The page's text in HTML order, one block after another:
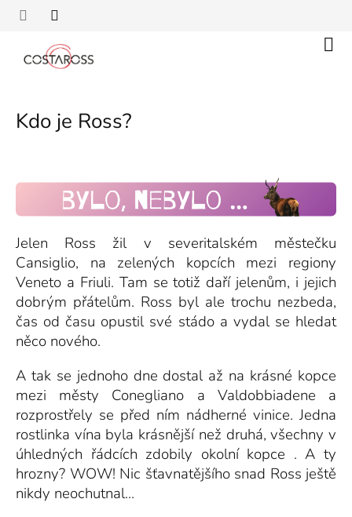
Přejít
Kdo je Ross?
Jelen Ross žil v severitalském městečku
Cansiglio, na zelených kopcích mezi regiony
Veneto a Friuli. Tam se totiž daří jelenům, i jejich
dobrým přátelům. Ross byl ale trochu nezbeda,
čas od času opustil své stádo a vydal se hledat
něco nového.
A tak se jednoho dne dostal až na krásné kopce
mezi městy Conegliano a Valdobbiadene a
rozprostřely se před ním nádherné vinice. Jedna
rostlinka vína byla krásnější než druhá, všechny v
úhledných řádcích zdobily okolní kopce . A ty
hrozny? WOW! Nic šťavnatějšího snad Ross ještě
nikdy neochutnal...